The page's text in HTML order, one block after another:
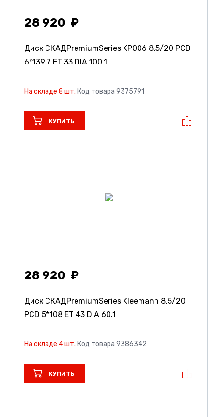
28 920
Диск СКАДPremiumSeries KP006 8.5/20 PCD
6*139.7 ET 33 DIA 100.1
На складе 8 шт. Код товара 9375791
КУПИТЬ
28 920
Диск СКАДPremiumSeries Kleemann 8.5/20
PCD 5*108 ET 43 DIA 60.1
На складе 4 шт. Код товара 9386342
КУПИТЬ